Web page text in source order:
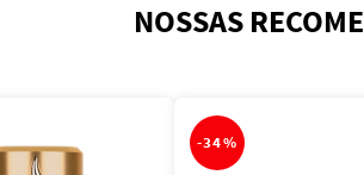
NOSSAS
-34%